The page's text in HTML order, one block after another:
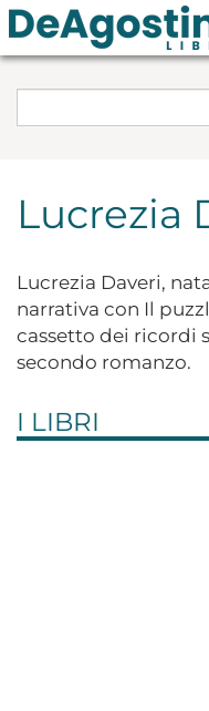
Lucrezia
Lucrezia Daveri,
narrativa con Il
cassetto dei ricordi
secondo romanzo.
I LIBRI